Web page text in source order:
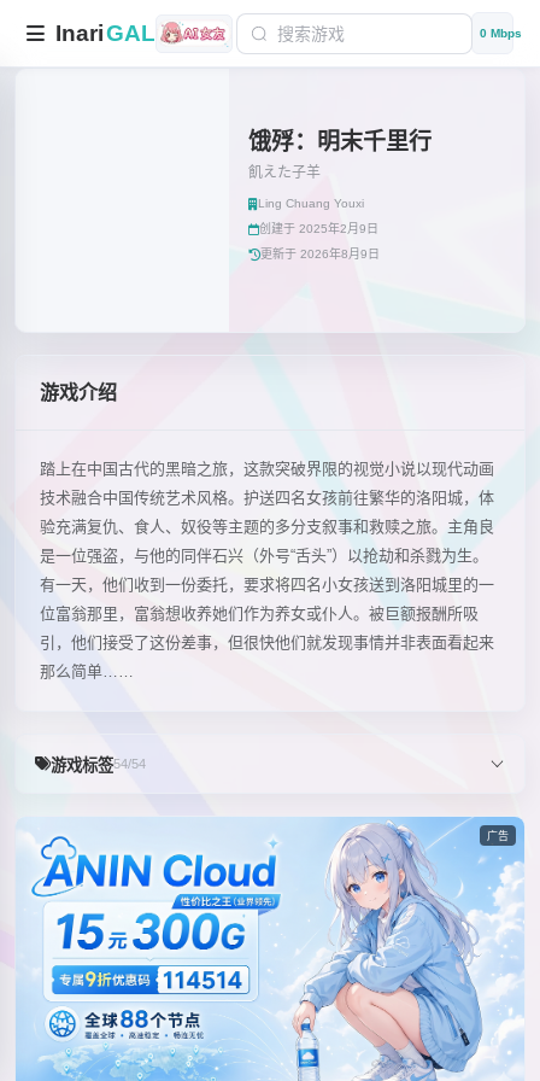
InariGAL 0 Mbps
饿殍：明末千里行
飢えた子羊
Ling Chuang Youxi
创建于 2025年2月9日
更新于 2026年8月9日
游戏介绍
踏上在中国古代的黑暗之旅，这款突破界限的视觉小说以现代动画
技术融合中国传统艺术风格。护送四名女孩前往繁华的洛阳城，体
验充满复仇、食人、奴役等主题的多分支叙事和救赎之旅。主角良
是一位强盗，与他的同伴石兴（外号“舌头”）以抢劫和杀戮为生。
有一天，他们收到一份委托，要求将四名小女孩送到洛阳城里的一
位富翁那里，富翁想收养她们作为养女或仆人。被巨额报酬所吸
引，他们接受了这份差事，但很快他们就发现事情并非表面看起来
那么简单……
游戏标签54/54
广告